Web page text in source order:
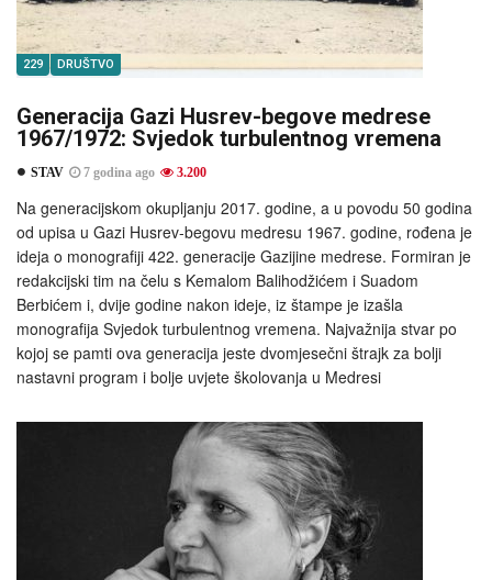
229 DRUŠTVO
Generacija Gazi Husrev-begove medrese
1967/1972: Svjedok turbulentnog vremena
STAV 7 godina ago 3.200
Na generacijskom okupljanju 2017. godine, a u povodu 50 godina
od upisa u Gazi Husrev-begovu medresu 1967. godine, rođena je
ideja o monografiji 422. generacije Gazijine medrese. Formiran je
redakcijski tim na čelu s Kemalom Balihodžićem i Suadom
Berbićem i, dvije godine nakon ideje, iz štampe je izašla
monografija Svjedok turbulentnog vremena. Najvažnija stvar po
kojoj se pamti ova generacija jeste dvomjesečni štrajk za bolji
nastavni program i bolje uvjete školovanja u Medresi